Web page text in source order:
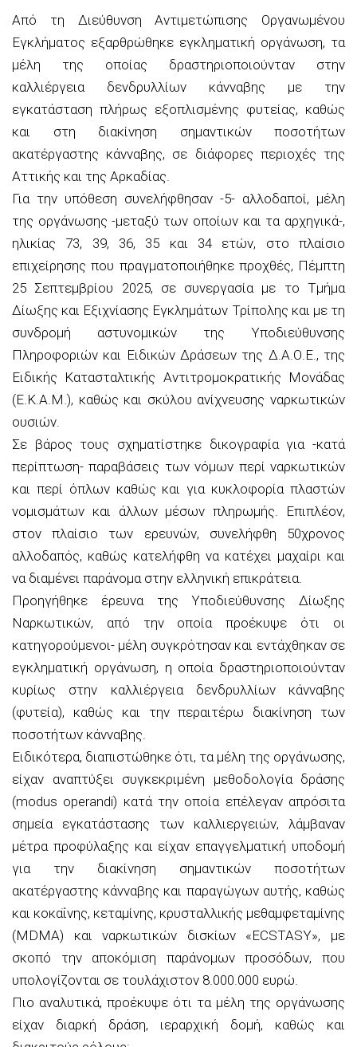
Από τη Διεύθυνση Αντιμετώπισης Οργανωμένου
Εγκλήματος εξαρθρώθηκε εγκληματική οργάνωση, τα
μέλη της οποίας δραστηριοποιούνταν στην
καλλιέργεια δενδρυλλίων κάνναβης με την
εγκατάσταση πλήρως εξοπλισμένης φυτείας, καθώς
και στη διακίνηση σημαντικών ποσοτήτων
ακατέργαστης κάνναβης, σε διάφορες περιοχές της
Αττικής και της Αρκαδίας.
Για την υπόθεση συνελήφθησαν -5- αλλοδαποί, μέλη
της οργάνωσης -μεταξύ των οποίων και τα αρχηγικά-,
ηλικίας 73, 39, 36, 35 και 34 ετών, στο πλαίσιο
επιχείρησης που πραγματοποιήθηκε προχθές, Πέμπτη
25 Σεπτεμβρίου 2025, σε συνεργασία με το Τμήμα
Δίωξης και Εξιχνίασης Εγκλημάτων Τρίπολης και με τη
συνδρομή αστυνομικών της Υποδιεύθυνσης
Πληροφοριών και Ειδικών Δράσεων της Δ.Α.Ο.Ε., της
Ειδικής Κατασταλτικής Αντιτρομοκρατικής Μονάδας
(Ε.Κ.Α.Μ.), καθώς και σκύλου ανίχνευσης ναρκωτικών
ουσιών.
Σε βάρος τους σχηματίστηκε δικογραφία για -κατά
περίπτωση- παραβάσεις των νόμων περί ναρκωτικών
και περί όπλων καθώς και για κυκλοφορία πλαστών
νομισμάτων και άλλων μέσων πληρωμής. Επιπλέον,
στον πλαίσιο των ερευνών, συνελήφθη 50χρονος
αλλοδαπός, καθώς κατελήφθη να κατέχει μαχαίρι και
να διαμένει παράνομα στην ελληνική επικράτεια.
Προηγήθηκε έρευνα της Υποδιεύθυνσης Δίωξης
Ναρκωτικών, από την οποία προέκυψε ότι οι
κατηγορούμενοι- μέλη συγκρότησαν και εντάχθηκαν σε
εγκληματική οργάνωση, η οποία δραστηριοποιούνταν
κυρίως στην καλλιέργεια δενδρυλλίων κάνναβης
(φυτεία), καθώς και την περαιτέρω διακίνηση των
ποσοτήτων κάνναβης.
Ειδικότερα, διαπιστώθηκε ότι, τα μέλη της οργάνωσης,
είχαν αναπτύξει συγκεκριμένη μεθοδολογία δράσης
(modus operandi) κατά την οποία επέλεγαν απρόσιτα
σημεία εγκατάστασης των καλλιεργειών, λάμβαναν
μέτρα προφύλαξης και είχαν επαγγελματική υποδομή
για την διακίνηση σημαντικών ποσοτήτων
ακατέργαστης κάνναβης και παραγώγων αυτής, καθώς
και κοκαΐνης, κεταμίνης, κρυσταλλικής μεθαμφεταμίνης
(MDMA) και ναρκωτικών δισκίων «ECSTASY», με
σκοπό την αποκόμιση παράνομων προσόδων, που
υπολογίζονται σε τουλάχιστον 8.000.000 ευρώ.
Πιο αναλυτικά, προέκυψε ότι τα μέλη της οργάνωσης
είχαν διαρκή δράση, ιεραρχική δομή, καθώς και